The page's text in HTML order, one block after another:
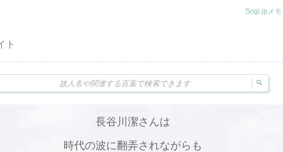
ト
Sogi.jpメ
長谷川潔さんは
時代の波に翻弄されながらも